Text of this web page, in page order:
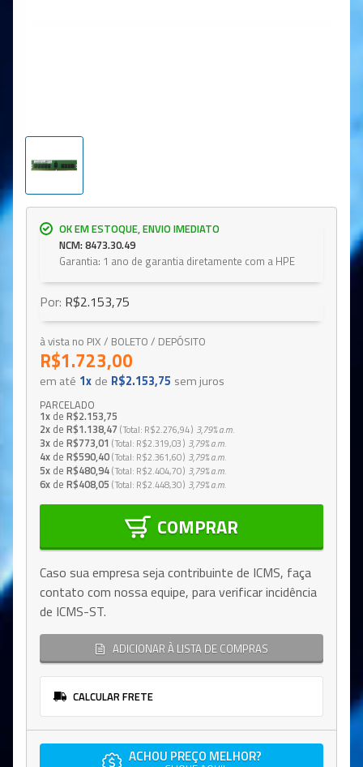
OK EM ESTOQUE, ENVIO IMEDIATO
NCM: 8473.30.49
Garantia: 1 ano de garantia diretamente com a HPE
Por: R$2.153,75
à vista no PIX / BOLETO / DEPÓSITO
R$1.723,00
em até 1x de R$2.153,75 sem juros
PARCELADO
1x de R$2.153,75
2x de R$1.138,47 Total R$2.276,94 3,79%a.m.
3x de R$773,01 Total R$2.319,03 3,79%a.m.
4x de R$590,40 Total R$2.361,60 3,79%a.m.
5x de R$480,94 Total R$2.404,70 3,79%a.m.
6x de R$408,05 Total R$2.448,30 3,79%a.m.
COMPRAR
Caso sua empresa seja contribuinte de ICMS, faça
contato com nossa equipe, para verificar incidência
de ICMS-ST.
ADICIONAR À LISTA DE COMPRAS
CALCULAR FRETE
ACHOU PREÇO MELHOR?